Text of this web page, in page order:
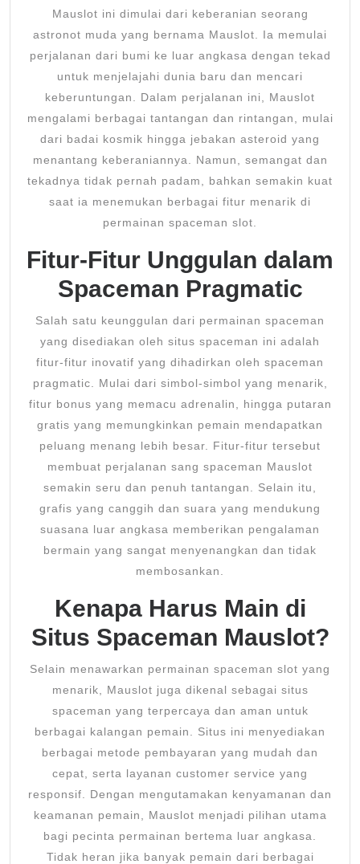
Mauslot ini dimulai dari keberanian seorang
astronot muda yang bernama Mauslot. Ia memulai
perjalanan dari bumi ke luar angkasa dengan tekad
untuk menjelajahi dunia baru dan mencari
keberuntungan. Dalam perjalanan ini, Mauslot
mengalami berbagai tantangan dan rintangan, mulai
dari badai kosmik hingga jebakan asteroid yang
menantang keberaniannya. Namun, semangat dan
tekadnya tidak pernah padam, bahkan semakin kuat
saat ia menemukan berbagai fitur menarik di
permainan spaceman slot.
Fitur-Fitur Unggulan dalam
Spaceman Pragmatic
Salah satu keunggulan dari permainan spaceman
yang disediakan oleh situs spaceman ini adalah
fitur-fitur inovatif yang dihadirkan oleh spaceman
pragmatic. Mulai dari simbol-simbol yang menarik,
fitur bonus yang memacu adrenalin, hingga putaran
gratis yang memungkinkan pemain mendapatkan
peluang menang lebih besar. Fitur-fitur tersebut
membuat perjalanan sang spaceman Mauslot
semakin seru dan penuh tantangan. Selain itu,
grafis yang canggih dan suara yang mendukung
suasana luar angkasa memberikan pengalaman
bermain yang sangat menyenangkan dan tidak
membosankan.
Kenapa Harus Main di
Situs Spaceman Mauslot?
Selain menawarkan permainan spaceman slot yang
menarik, Mauslot juga dikenal sebagai situs
spaceman yang terpercaya dan aman untuk
berbagai kalangan pemain. Situs ini menyediakan
berbagai metode pembayaran yang mudah dan
cepat, serta layanan customer service yang
responsif. Dengan mengutamakan kenyamanan dan
keamanan pemain, Mauslot menjadi pilihan utama
bagi pecinta permainan bertema luar angkasa.
Tidak heran jika banyak pemain dari berbagai